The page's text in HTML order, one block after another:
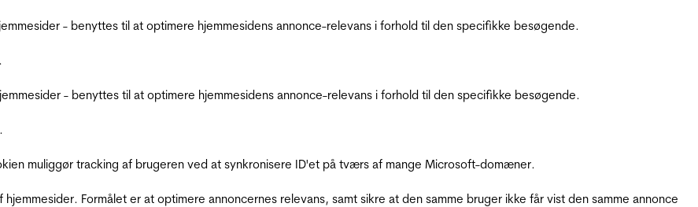
- benyttes til at optimere hjemmesidens annonce-relevans i forhold til den specifikke besøgende.
- benyttes til at optimere hjemmesidens annonce-relevans i forhold til den specifikke besøgende.
muliggør tracking af brugeren ved at synkronisere ID'et på tværs af mange Microsoft-domæner.
Formålet er at optimere annoncernes relevans, samt sikre at den samme bruger ikke får vist den samme annonce